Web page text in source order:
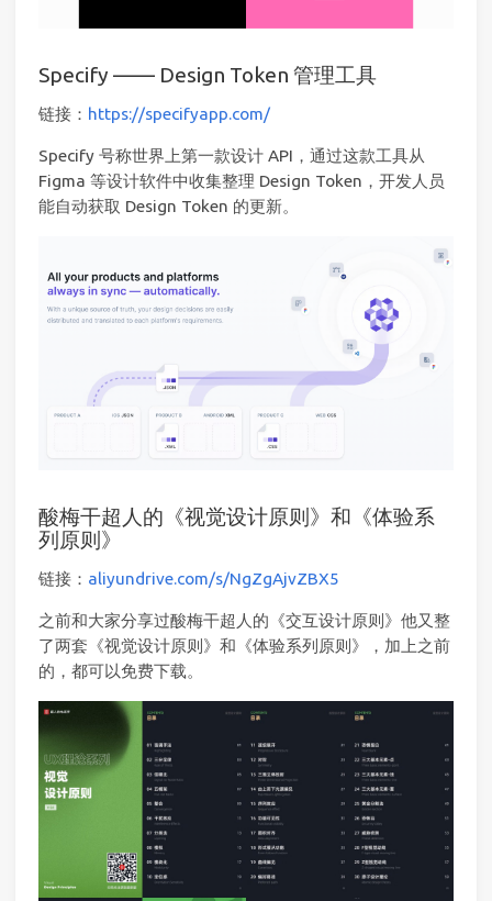
Specify —— Design Token 管理工具
链接： https://specifyapp.com/
Specify 号称世界上第一款设计 API，通过这款工具从
Figma 等设计软件中收集整理 Design Token，开发人员
能自动获取 Design Token 的更新。
酸梅干超人的《视觉设计原则》和《体验系
列原则》
链接： aliyundrive.com/s/NgZgAjvZBX5
之前和大家分享过酸梅干超人的《交互设计原则》他又整
了两套《视觉设计原则》和《体验系列原则》，加上之前
的，都可以免费下载。